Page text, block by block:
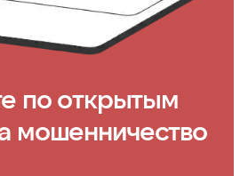
по открытым
мошенничество